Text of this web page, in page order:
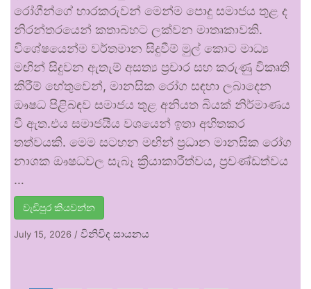
රෝගීන්ගේ භාරකරුවන් මෙන්ම පොදු සමාජය තුළ ද
නිරන්තරයෙන් කතාබහට ලක්වන මාතෘකාවකි.
විශේෂයෙන්ම වර්තමාන සිදුවීම් මුල් කොට මාධ්‍ය
මඟින් සිදුවන ඇතැම් අසත්‍ය ප්‍රචාර සහ කරුණු විකෘති
කිරීම් හේතුවෙන්, මානසික රෝග සඳහා ලබාදෙන
ඖෂධ පිළිබඳව සමාජය තුළ අනියත බියක් නිර්මාණය
වී ඇත.එය සමාජයීය වශයෙන් ඉතා අහිතකර
තත්වයකි. මෙම සටහන මඟින් ප්‍රධාන මානසික රෝග
නාශක ඖෂධවල සැබෑ ක්‍රියාකාරීත්වය, ප්‍රචණ්ඩත්වය
…
වැඩිපුර කියවන්න
July 15, 2026 / විනිවිද සායනය